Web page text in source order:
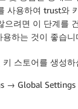
사용하여 trust와
으려면 이 단계를
용하는 것이 좋습니
스토어를 생성하
→ Global